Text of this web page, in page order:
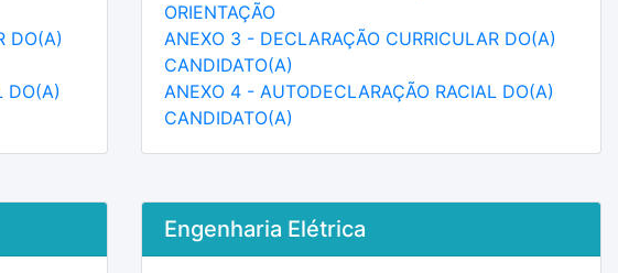
DO(A)
DO(A)
ORIENTAÇÃO
ANEXO 3 - DECLARAÇÃO CURRICULAR DO(A)
CANDIDATO(A)
ANEXO 4 - AUTODECLARAÇÃO RACIAL DO(A)
CANDIDATO(A)
Engenharia Elétrica